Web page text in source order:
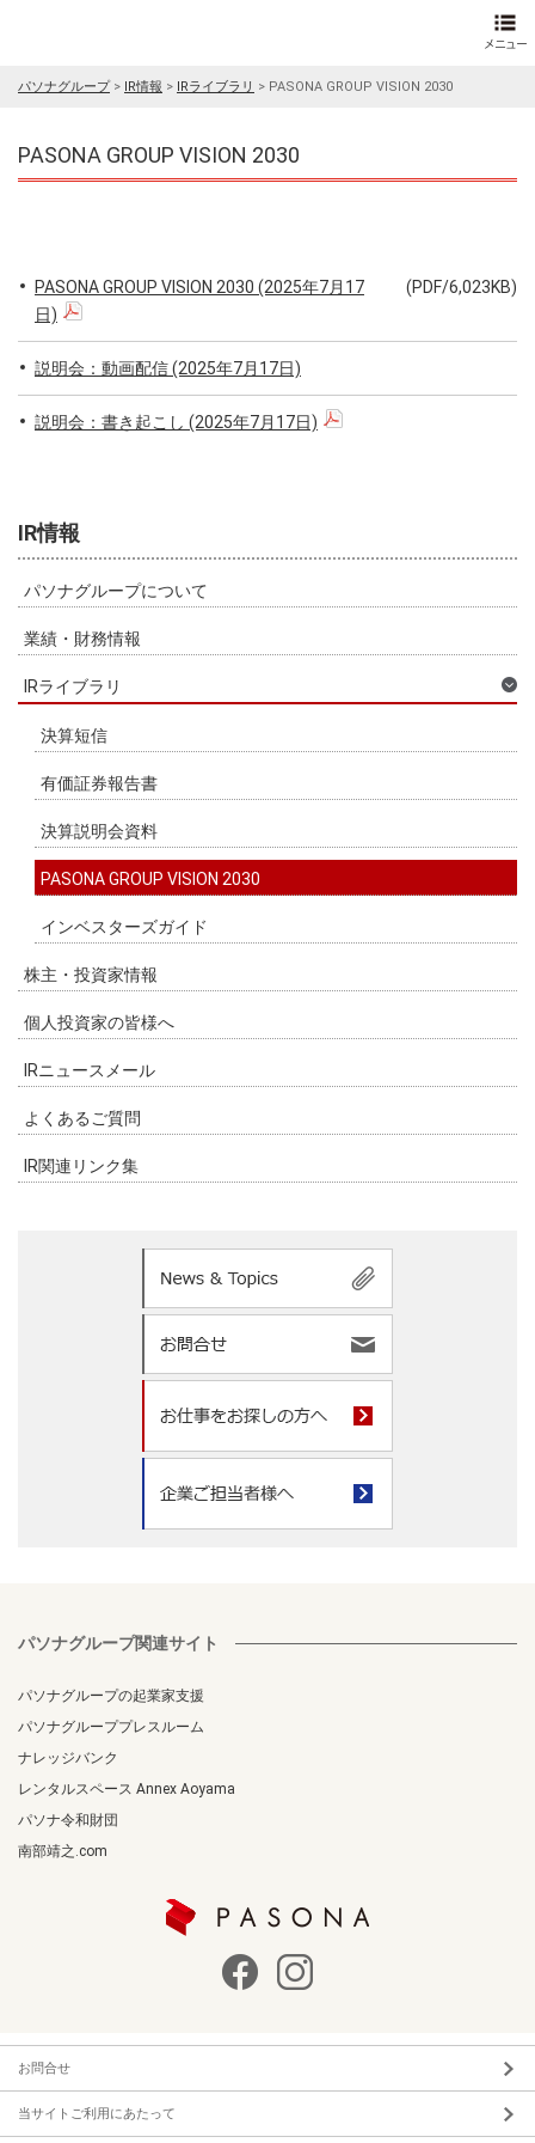
パソナグループ> IR情報 > IRライブラリ > PASONA GROUP VISION 2030
PASONA GROUP VISION 2030
PASONA GROUP VISION 2030 (2025年7月17
日)
(PDF/6,023KB)
説明会：動画配信 (2025年7月17日)
説明会：書き起こし (2025年7月17日)
IR情報
パソナグループについて
業績・財務情報
IRライブラリ
決算短信
有価証券報告書
決算説明会資料
PASONA GROUP VISION 2030
インベスターズガイド
株主・投資家情報
個人投資家の皆様へ
IRニュースメール
よくあるご質問
IR関連リンク集
パソナグループ関連サイト
パソナグループの起業家支援
パソナグループプレスルーム
ナレッジバンク
レンタルスペース Annex Aoyama
パソナ令和財団
南部靖之.com
お問合せ
当サイトご利用にあたって